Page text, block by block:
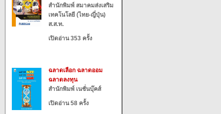
สำนักพิมพ์ สมาคมส่งเสริม
เทคโนโลยี (ไทย-ญี่ปุ่น)
ส.ส.ท.
เปิดอ่าน 353 ครั้ง
ฉลาดเลือก ฉลาดออม
ฉลาดลงทุน
สำนักพิมพ์ เนชั่นบุ๊คส์
เปิดอ่าน 58 ครั้ง